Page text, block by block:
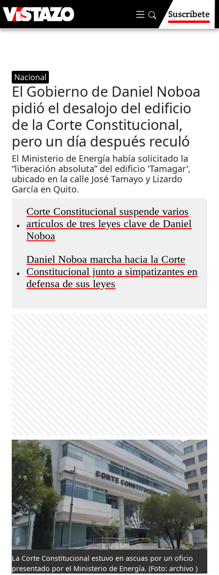
Suscríbete
Nacional
El Gobierno de Daniel Noboa
pidió el desalojo del edificio
de la Corte Constitucional,
pero un día después reculó
El Ministerio de Energía había solicitado la
“liberación absoluta” del edificio 'Tamagar',
ubicado en la calle José Tamayo y Lizardo
García en Quito.
•
Corte Constitucional suspende varios
artículos de tres leyes clave de Daniel
Noboa
•
Daniel Noboa marcha hacia la Corte
Constitucional junto a simpatizantes en
defensa de sus leyes
La Corte Constitucional estuvo en ascuas por un oficio
presentado por el Ministerio de Energía. (Foto: archivo )